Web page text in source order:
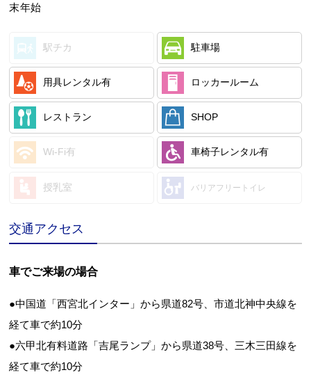
末年始
駅チカ 駐車場
用具レンタル有 ロッカールーム
レストラン SHOP
Wi-Fi有 車椅子レンタル有
授乳室 バリアフリートイレ
交通アクセス
車でご来場の場合
●中国道「西宮北インター」から県道82号、市道北神中央線を
経て車で約10分
●六甲北有料道路「吉尾ランプ」から県道38号、三木三田線を
経て車で約10分